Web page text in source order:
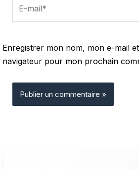
mail*
Enregistrer mon nom, mon e-mail
navigateur pour mon prochain